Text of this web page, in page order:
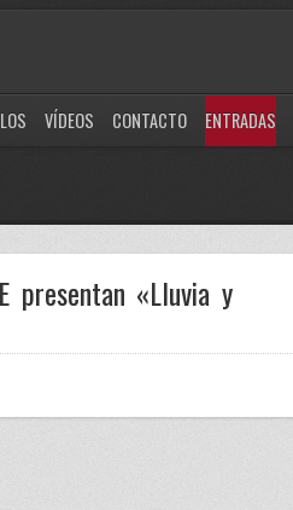
VÍDEOS CONTACTO ENTRADAS
presentan «Lluvia y